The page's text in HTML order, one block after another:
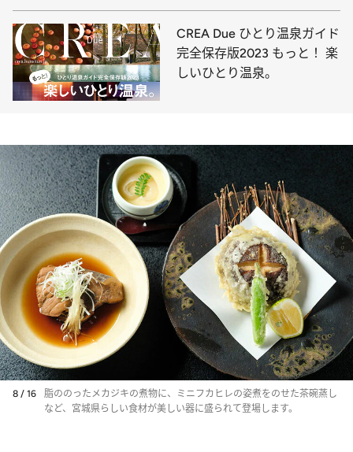
CREA Due ひとり温泉ガイド
完全保存版2023 もっと！ 楽
しいひとり温泉。
8 / 16
脂ののったメカジキの煮物に、ミニフカヒレの姿煮をのせた茶碗蒸し
など、宮城県らしい食材が美しい器に盛られて登場します。